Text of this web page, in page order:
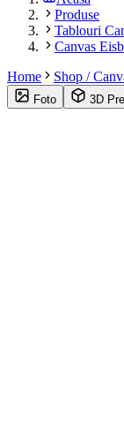
Produse
Tablouri
Canvas
Home
Shop /
Foto 3D